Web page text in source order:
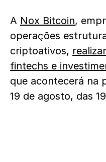
A Nox Bitcoin,
operações
criptoativos,
fintechs e
que acontecerá na
19 de agosto, das